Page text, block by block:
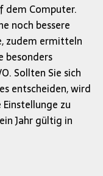
dem Computer.
noch bessere
zudem ermitteln
besonders
Sollten Sie sich
entscheiden, wird
zu
Jahr gültig in